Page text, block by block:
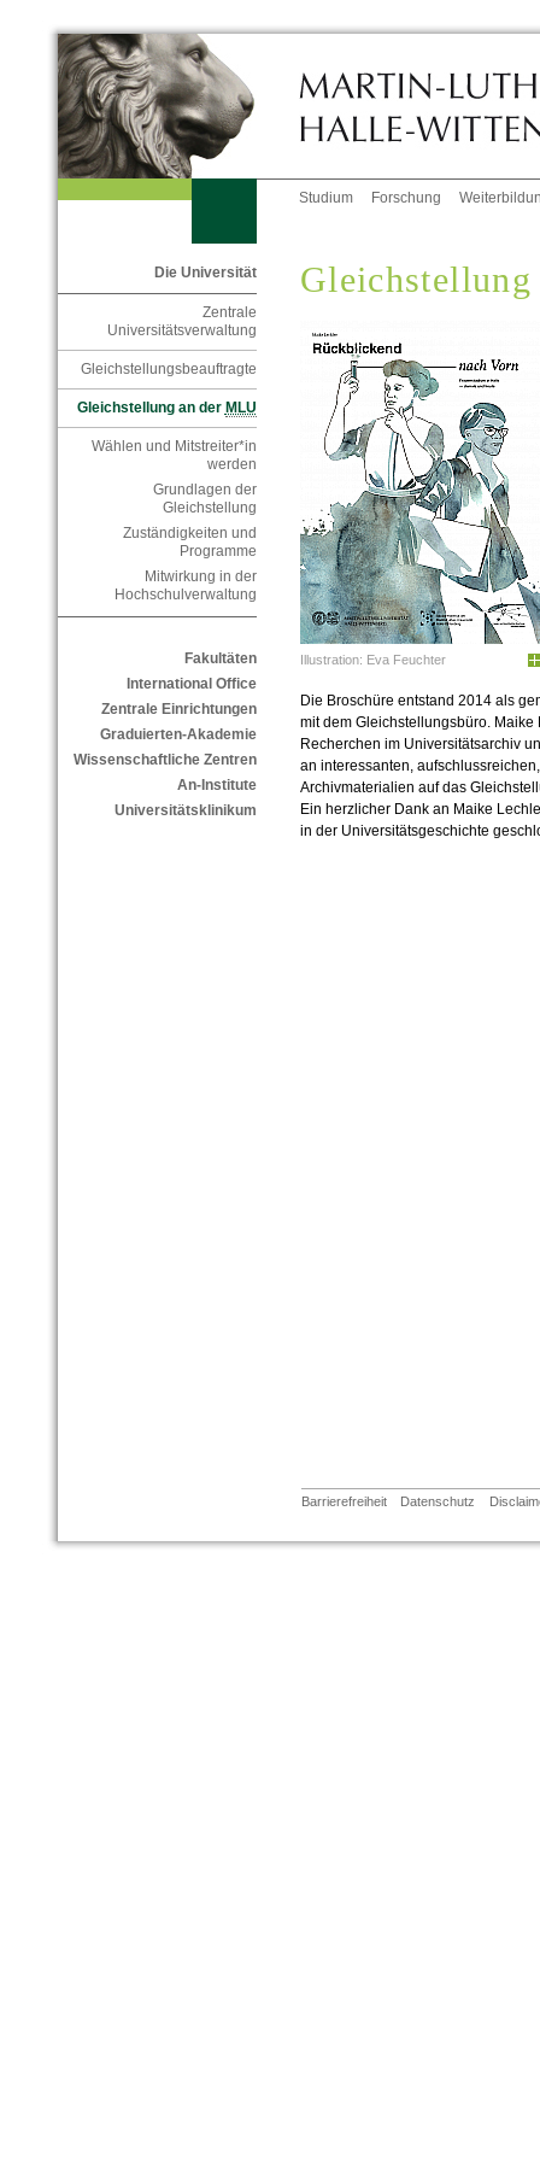
Studium Forschung
Die Universität
Zentrale
Universitätsverwaltung
Gleichstellungsbeauftragte
Gleichstellung an der MLU
Wählen und Mitstreiter*in
werden
Grundlagen der
Gleichstellung
Zuständigkeiten und
Programme
Mitwirkung in der
Hochschulverwaltung
Fakultäten
International Office
Zentrale Einrichtungen
Graduierten-Akademie
Wissenschaftliche Zentren
An-Institute
Universitätsklinikum
Illustration: Eva Feuchter
Die Broschüre entstand 2014 als
mit dem Gleichstellungsbüro.
Recherchen im Universitätsarchiv
an interessanten,
Archivmaterialien auf das
Ein herzlicher Dank an Maike
in der Universitätsgeschichte
Barrierefreiheit Datenschutz